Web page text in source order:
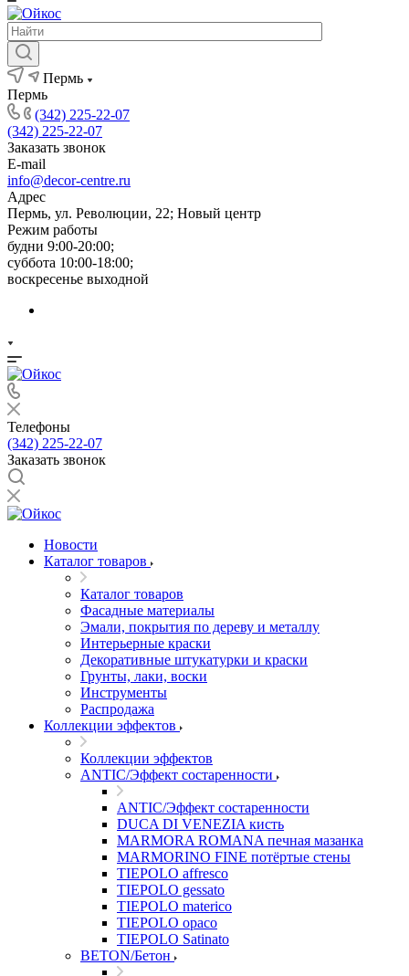
Пермь
Пермь
(342) 225-22-07
(342) 225-22-07
Заказать звонок
E-mail
info@decor-centre.ru
Адрес
Пермь, ул. Революции, 22; Новый центр
Режим работы
будни 9:00-20:00;
суббота 10:00-18:00;
воскресенье выходной
Телефоны
(342) 225-22-07
Заказать звонок
Новости
Каталог товаров
Каталог товаров
Фасадные материалы
Эмали, покрытия по дереву и металлу
Интерьерные краски
Декоративные штукатурки и краски
Грунты, лаки, воски
Инструменты
Распродажа
Коллекции эффектов
Коллекции эффектов
ANTIC/Эффект состаренности
ANTIC/Эффект состаренности
DUCA DI VENEZIA кисть
MARMORA ROMANA печная мазанка
MARMORINO FINE потёртые стены
TIEPOLO affresco
TIEPOLO gessato
TIEPOLO materico
TIEPOLO opaco
TIEPOLO Satinato
BETON/Бетон